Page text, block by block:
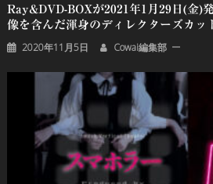
Ray&DVD-BOXが2021年1月29日(金)
像を含んだ渾身のディレクターズカッ
2020年11月5日 Cowai編集部